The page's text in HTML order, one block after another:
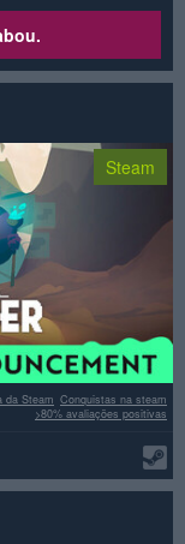
Steam
Conquistas na steam
da Steam
>80% avaliações positivas